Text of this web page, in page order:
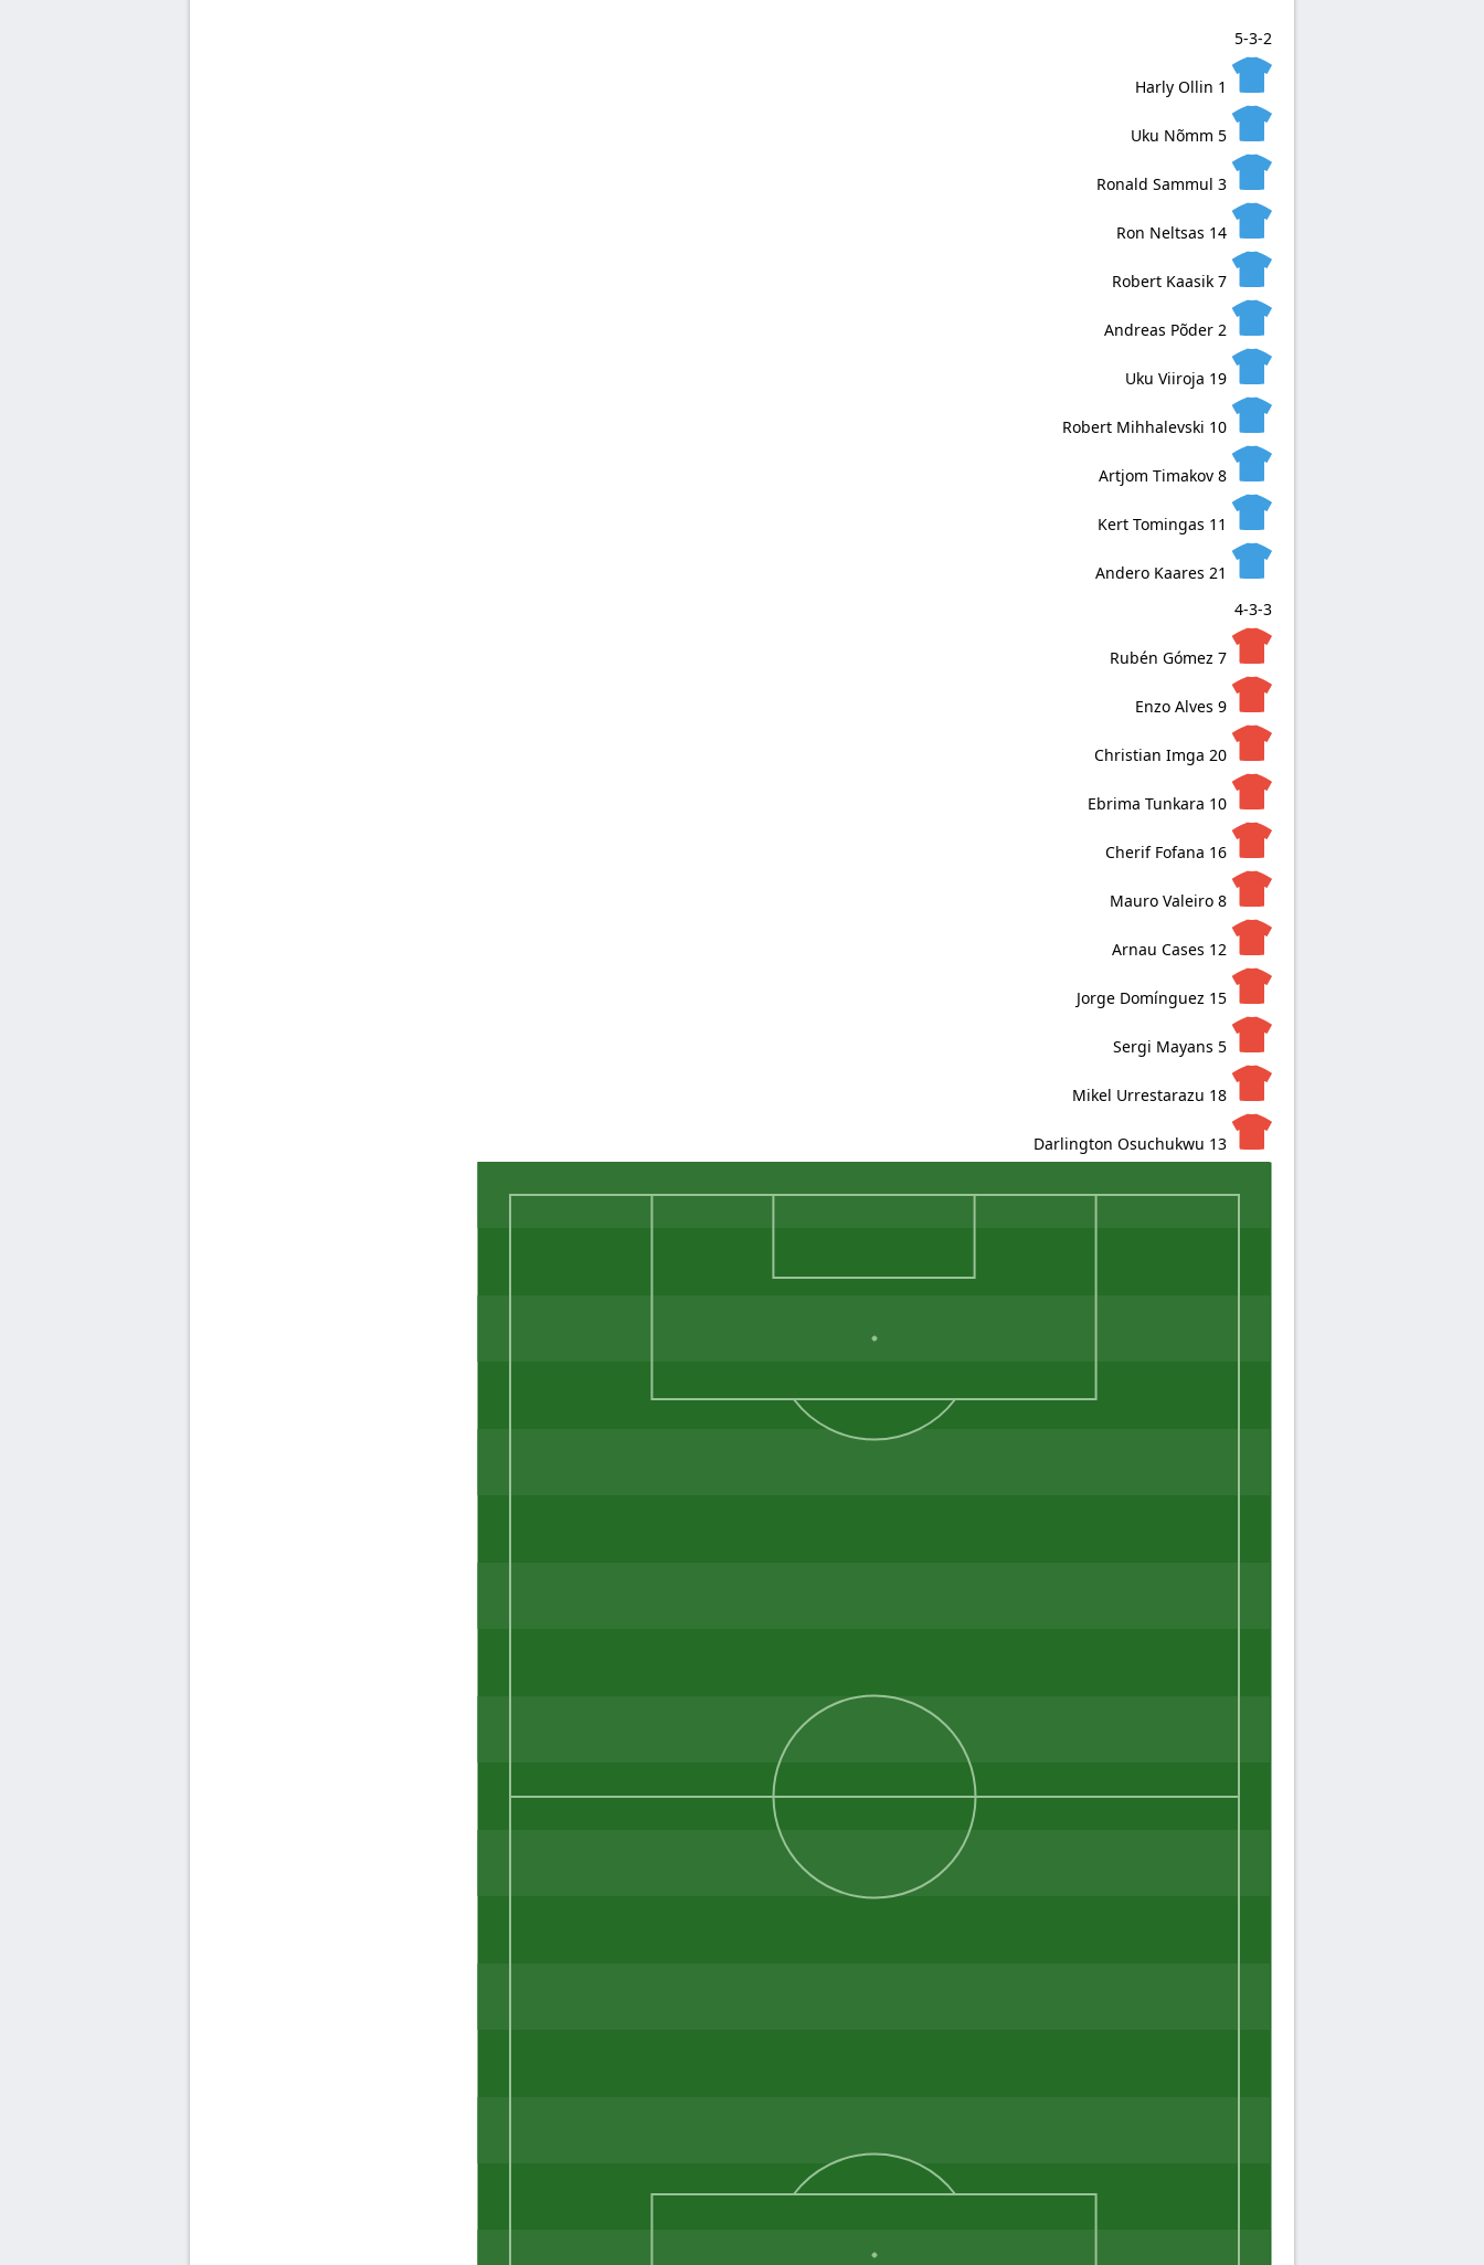
5-3-2
1
Harly Ollin
5
Uku Nõmm
3
Ronald Sammul
14
Ron Neltsas
7
Robert Kaasik
2
Andreas Põder
19
Uku Viiroja
10
Robert Mihhalevski
8
Artjom Timakov
11
Kert Tomingas
21
Andero Kaares
4-3-3
7
Rubén Gómez
9
Enzo Alves
20
Christian Imga
10
Ebrima Tunkara
16
Cherif Fofana
8
Mauro Valeiro
12
Arnau Cases
15
Jorge Domínguez
5
Sergi Mayans
18
Mikel Urrestarazu
13
Darlington Osuchukwu